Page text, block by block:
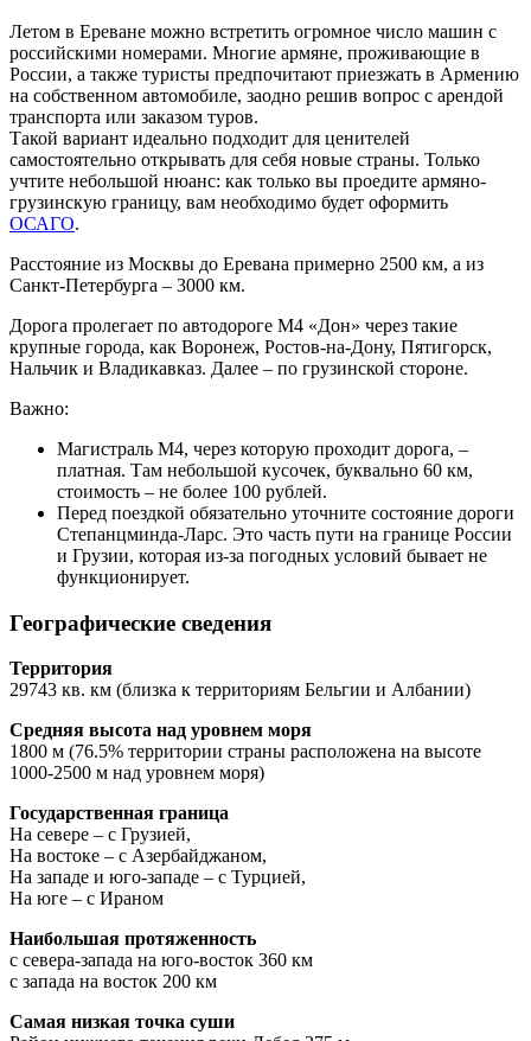
Летом в Ереване можно встретить огромное число машин с
российскими номерами. Многие армяне, проживающие в
России, а также туристы предпочитают приезжать в Армению
на собственном автомобиле, заодно решив вопрос с арендой
транспорта или заказом туров.
Такой вариант идеально подходит для ценителей
самостоятельно открывать для себя новые страны. Только
учтите небольшой нюанс: как только вы проедите армяно-
грузинскую границу, вам необходимо будет оформить
ОСАГО.
Расстояние из Москвы до Еревана примерно 2500 км, а из
Санкт-Петербурга – 3000 км.
Дорога пролегает по автодороге М4 «Дон» через такие
крупные города, как Воронеж, Ростов-на-Дону, Пятигорск,
Нальчик и Владикавказ. Далее – по грузинской стороне.
Важно:
Магистраль М4, через которую проходит дорога, –
платная. Там небольшой кусочек, буквально 60 км,
стоимость – не более 100 рублей.
Перед поездкой обязательно уточните состояние дороги
Степанцминда-Ларс. Это часть пути на границе России
и Грузии, которая из-за погодных условий бывает не
функционирует.
Географические сведения
Территория
29743 кв. км (близка к территориям Бельгии и Албании)
Средняя высота над уровнем моря
1800 м (76.5% территории страны расположена на высоте
1000-2500 м над уровнем моря)
Государственная граница
На севере – с Грузией,
На востоке – с Азербайджаном,
На западе и юго-западе – с Турцией,
На юге – с Ираном
Наибольшая протяженность
с севера-запада на юго-восток 360 км
с запада на восток 200 км
Самая низкая точка суши